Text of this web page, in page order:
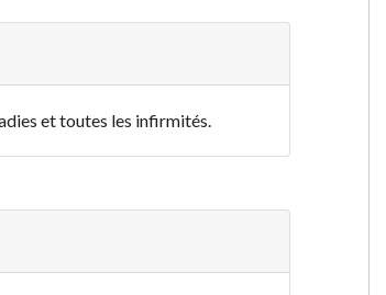
et toutes les infirmités.